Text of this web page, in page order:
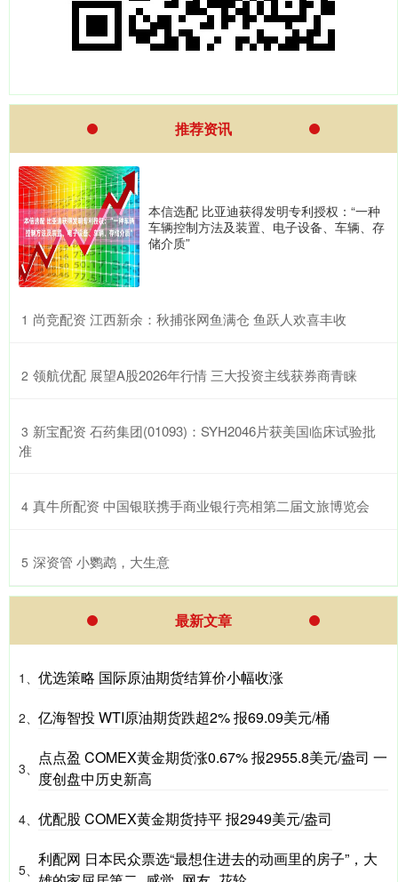
推荐资讯
本信选配 比亚迪获得发明专利授权：“一种
车辆控制方法及装置、电子设备、车辆、存
储介质”
1 ​尚竞配资 江西新余：秋捕张网鱼满仓 鱼跃人欢喜丰收
2 ​领航优配 展望A股2026年行情 三大投资主线获券商青睐
3 ​新宝配资 石药集团(01093)：SYH2046片获美国临床试验批
准
4 ​真牛所配资 中国银联携手商业银行亮相第二届文旅博览会
5 ​深资管 小鹦鹉，大生意
最新文章
1、 优选策略 国际原油期货结算价小幅收涨
2、 亿海智投 WTI原油期货跌超2% 报69.09美元/桶
3、
点点盈 COMEX黄金期货涨0.67% 报2955.8美元/盎司 一
度创盘中历史新高
4、 优配股 COMEX黄金期货持平 报2949美元/盎司
5、
利配网 日本民众票选“最想住进去的动画里的房子”，大